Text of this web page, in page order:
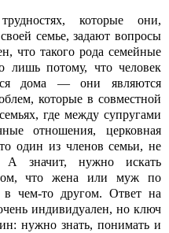
которые они,
семье, задают вопросы
что такого рода семейные
лишь потому, что человек
дома — они являются
которые в совместной
где между супругами
отношения, церковная
один из членов семьи, не
А значит, нужно искать
что жена или муж по
в чем-то другом. Ответ на
индивидуален, но ключ
нужно знать, понимать и